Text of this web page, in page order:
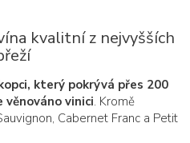
kvalitní z nejvyšších
který pokrývá přes 200
vinici. Kromě
Cabernet Franc a Petit